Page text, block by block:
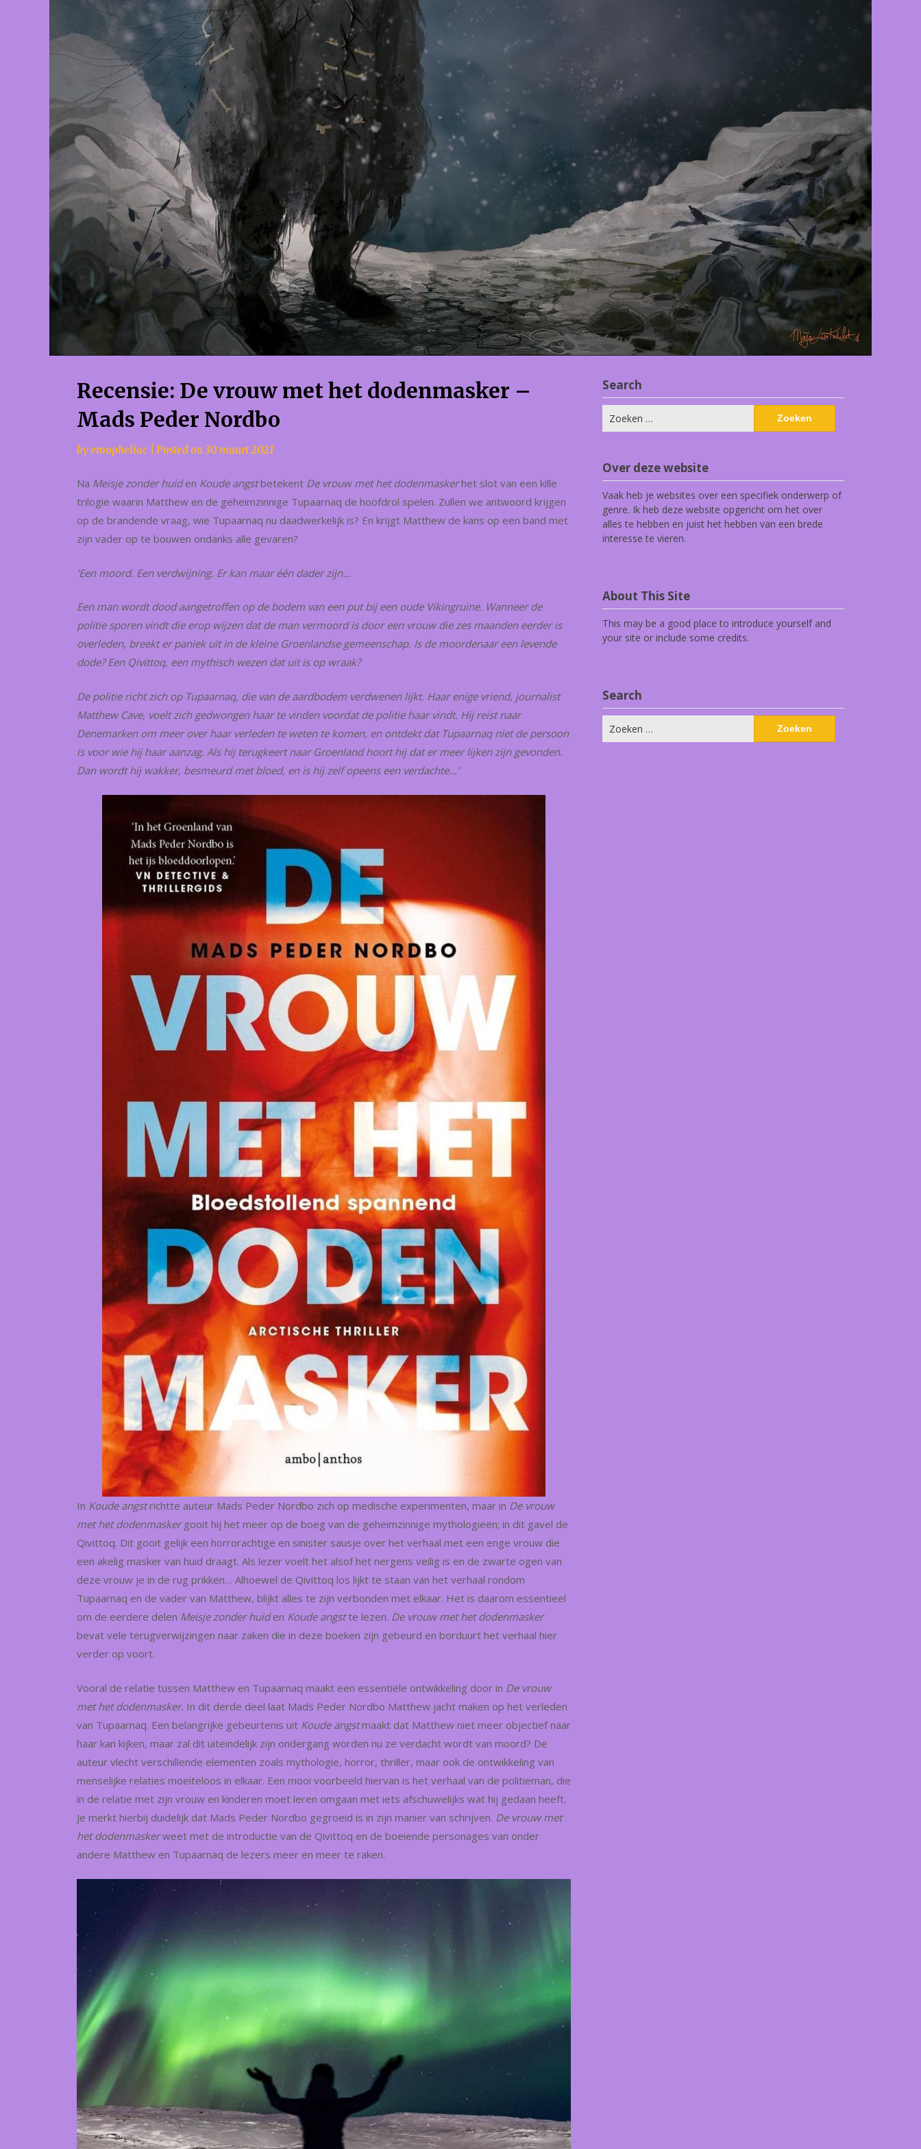
Recensie: De vrouw met het dodenmasker –
Mads Peder Nordbo
byemopheliac Posted on 30 maart 2021
Na Meisje zonder huiden Koude angstbetekent De vrouw met het dodenmaskerhet slot van een kille
trilogie waarin Matthew en de geheimzinnige Tupaarnaq de hoofdrol spelen. Zullen we antwoord krijgen
op de brandende vraag, wie Tupaarnaq nu daadwerkelijk is? En krijgt Matthew de kans op een band met
zijn vader op te bouwen ondanks alle gevaren?
‘Een moord. Een verdwijning. Er kan maar één dader zijn…
Een man wordt dood aangetroffen op de bodem van een put bij een oude Vikingruïne. Wanneer de
politie sporen vindt die erop wijzen dat de man vermoord is door een vrouw die zes maanden eerder is
overleden, breekt er paniek uit in de kleine Groenlandse gemeenschap. Is de moordenaar een levende
dode? Een Qivittoq, een mythisch wezen dat uit is op wraak?
De politie richt zich op Tupaarnaq, die van de aardbodem verdwenen lijkt. Haar enige vriend, journalist
Matthew Cave, voelt zich gedwongen haar te vinden voordat de politie haar vindt. Hij reist naar
Denemarken om meer over haar verleden te weten te komen, en ontdekt dat Tupaarnaq niet de persoon
is voor wie hij haar aanzag. Als hij terugkeert naar Groenland hoort hij dat er meer lijken zijn gevonden.
Dan wordt hij wakker, besmeurd met bloed, en is hij zelf opeens een verdachte…’
In Koude angstrichtte auteur Mads Peder Nordbo zich op medische experimenten, maar in De vrouw
met het dodenmasker gooit hij het meer op de boeg van de geheimzinnige mythologieën; in dit gavel de
Qivittoq. Dit gooit gelijk een horrorachtige en sinister sausje over het verhaal met een enge vrouw die
een akelig masker van huid draagt. Als lezer voelt het alsof het nergens veilig is en de zwarte ogen van
deze vrouw je in de rug prikken… Alhoewel de Qivittoq los lijkt te staan van het verhaal rondom
Tupaarnaq en de vader van Matthew, blijkt alles te zijn verbonden met elkaar. Het is daarom essentieel
om de eerdere delen Meisje zonder huiden Koude angstte lezen. De vrouw met het dodenmasker
bevat vele terugverwijzingen naar zaken die in deze boeken zijn gebeurd en borduurt het verhaal hier
verder op voort.
Vooral de relatie tussen Matthew en Tupaarnaq maakt een essentiële ontwikkeling door in De vrouw
met het dodenmasker. In dit derde deel laat Mads Peder Nordbo Matthew jacht maken op het verleden
van Tupaarnaq. Een belangrijke gebeurtenis uit Koude angstmaakt dat Matthew niet meer objectief naar
haar kan kijken, maar zal dit uiteindelijk zijn ondergang worden nu ze verdacht wordt van moord? De
auteur vlecht verschillende elementen zoals mythologie, horror, thriller, maar ook de ontwikkeling van
menselijke relaties moeiteloos in elkaar. Een mooi voorbeeld hiervan is het verhaal van de politieman, die
in de relatie met zijn vrouw en kinderen moet leren omgaan met iets afschuwelijks wat hij gedaan heeft.
Je merkt hierbij duidelijk dat Mads Peder Nordbo gegroeid is in zijn manier van schrijven. De vrouw met
het dodenmaskerweet met de introductie van de Qivittoq en de boeiende personages van onder
andere Matthew en Tupaarnaq de lezers meer en meer te raken.
Search
naar:
Over deze website
Vaak heb je websites over een specifiek onderwerp of
genre. Ik heb deze website opgericht om het over
alles te hebben en juist het hebben van een brede
interesse te vieren.
About This Site
This may be a good place to introduce yourself and
your site or include some credits.
Search
naar: